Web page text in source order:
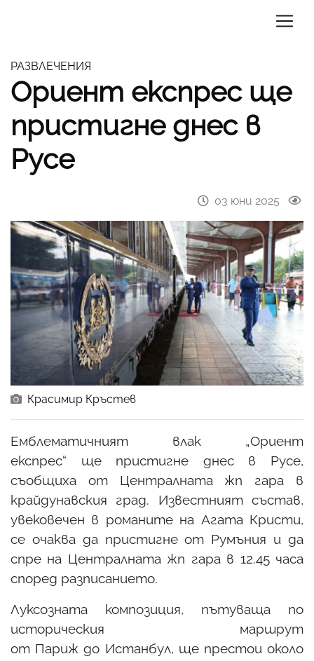
РАЗВЛЕЧЕНИЯ
Ориент експрес ще
пристигне днес в
Русе
03 юни 2025
Красимир Кръстев
Емблематичният влак „Ориент
експрес“ ще пристигне днес в Русе,
съобщиха от Централната жп гара в
крайдунавския град. Известният състав,
увековечен в романите на Агата Кристи,
се очаква да пристигне от Румъния и да
спре на Централната жп гара в 12.45 часа
според разписанието.
Луксозната композиция, пътуваща по
историческия маршрут
от Париж до Истанбул, ще престои около